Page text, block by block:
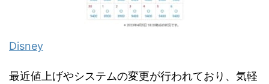
Disney
最近値上げやシステムの変更が行われており、気軽